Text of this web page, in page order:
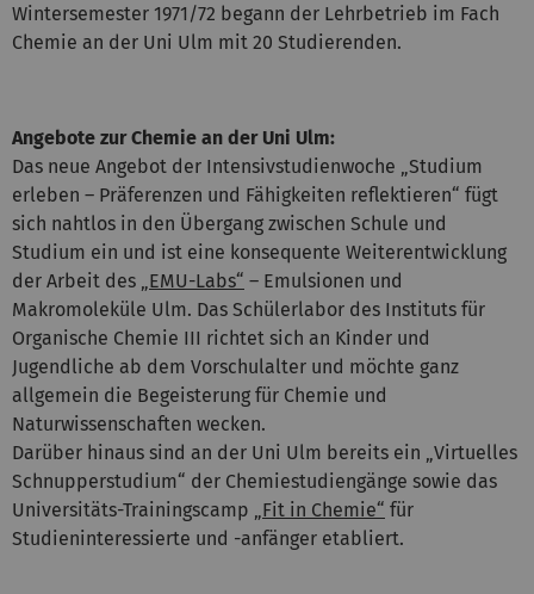
Wintersemester 1971/72 begann der Lehrbetrieb im Fach
Chemie an der Uni Ulm mit 20 Studierenden.
Angebote zur Chemie an der Uni Ulm:
Das neue Angebot der Intensivstudienwoche „Studium
erleben – Präferenzen und Fähigkeiten reflektieren“ fügt
sich nahtlos in den Übergang zwischen Schule und
Studium ein und ist eine konsequente Weiterentwicklung
der Arbeit des
„EMU-Labs“ – Emulsionen und
Makromoleküle Ulm. Das Schülerlabor des Instituts für
Organische Chemie III richtet sich an Kinder und
Jugendliche ab dem Vorschulalter und möchte ganz
allgemein die Begeisterung für Chemie und
Naturwissenschaften wecken.
Darüber hinaus sind an der Uni Ulm bereits ein „Virtuelles
Schnupperstudium“ der Chemiestudiengänge sowie das
Universitäts-Trainingscamp
„Fit in Chemie“ für
Studieninteressierte und -anfänger etabliert.